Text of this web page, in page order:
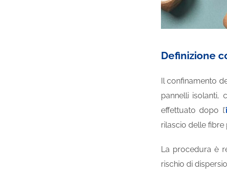
Definizione
Il confinamento
pannelli isolanti,
effettuato dopo l’
rilascio delle fibre
La procedura è
rischio di